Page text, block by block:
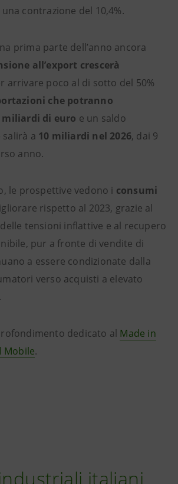
contrazione del 10,4%.
prima parte dell’anno ancora
all’export crescerà
arrivare poco al di sotto del 50%
che potranno
miliardi di euro e un saldo
a 10 miliardi nel 2026, dai 9
anno.
le prospettive vedono i consumi
rispetto al 2023, grazie al
tensioni inflattive e al recupero
pur a fronte di vendite di
a essere condizionate dalla
verso acquisti a elevato
dedicato al Made in
Mobile.
italiani